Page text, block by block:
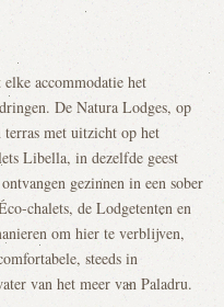
accommodatie het
De Natura Lodges, op
terras met uitzicht op het
Libella, in dezelfde geest
gezinnen in een sober
chalets, de Lodgetenten en
om hier te verblijven,
steeds in
van het meer van Paladru.